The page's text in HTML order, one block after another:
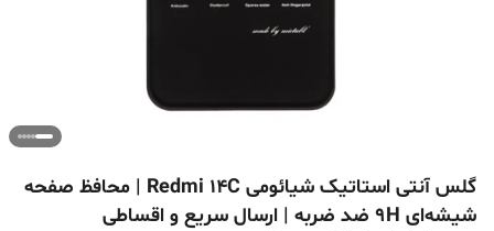
گلس آنتی استاتیک شیائومی Redmi 14C | محافظ صفحه
شیشه‌ای 9H ضد ضربه | ارسال سریع و اقساطی